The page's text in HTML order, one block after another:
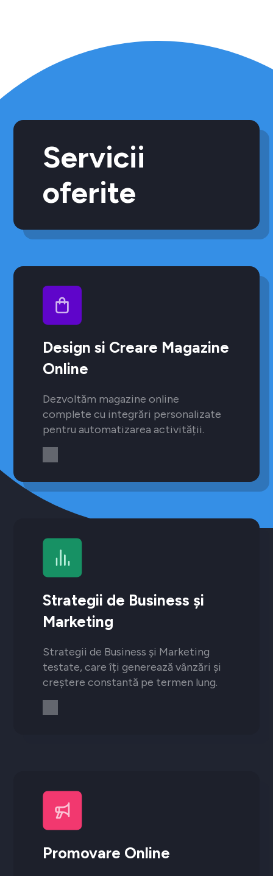
Servicii
oferite
Design si Creare Magazine
Online
Dezvoltăm magazine online
complete cu integrări personalizate
pentru automatizarea activității.
Strategii de Business și
Marketing
Strategii de Business și Marketing
testate, care îți generează vânzări și
creștere constantă pe termen lung.
Promovare Online